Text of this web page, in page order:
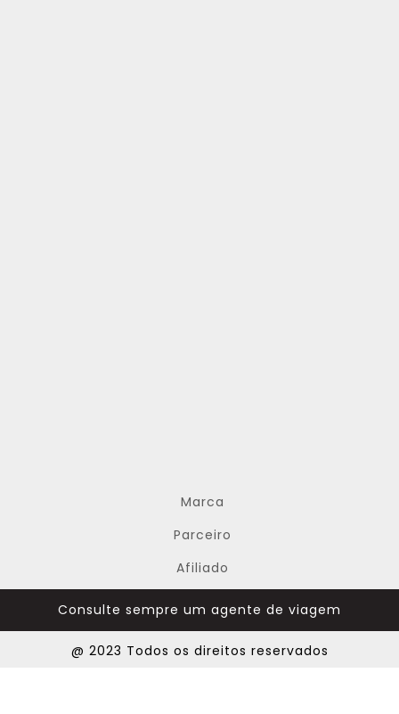
Marca
Parceiro
Afiliado
Consulte sempre um agente de viagem
@ 2023 Todos os direitos reservados